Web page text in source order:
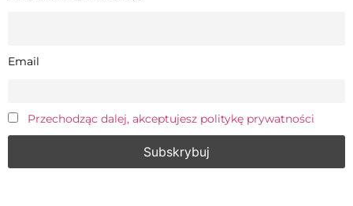
Email
Przechodząc dalej, akceptujesz politykę prywatności